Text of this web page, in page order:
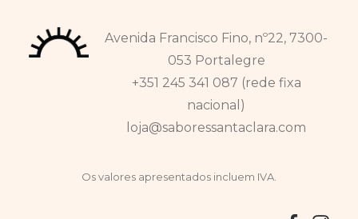
Avenida Francisco Fino, nº22, 7300-
053 Portalegre
+351 245 341 087 (rede fixa
nacional)
loja@saboressantaclara.com
Os valores apresentados incluem IVA.